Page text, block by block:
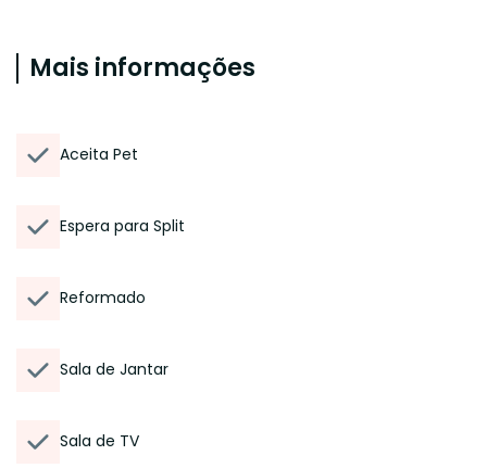
Mais informações
Aceita Pet
Espera para Split
Reformado
Sala de Jantar
Sala de TV